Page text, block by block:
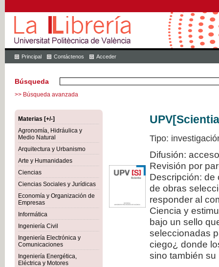
Principal Contáctenos Acceder
Búsqueda
>> Búsqueda avanzada
Materias [+/-]
Agronomía, Hidráulica y
Medio Natural
Arquitectura y Urbanismo
Arte y Humanidades
Ciencias
Ciencias Sociales y Jurídicas
Economía y Organización de
Empresas
Informática
Ingeniería Civil
Ingeniería Electrónica y
Comunicaciones
Ingeniería Energética,
Eléctrica y Motores
Tipo:
Difusión:
Revisión por
Descripción: de
de obras
responder al
Ciencia y
bajo un sello
seleccionadas
ciego¿ donde
sino también